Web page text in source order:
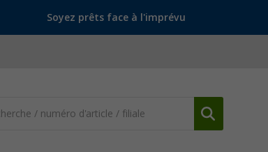
Soyez prêts face à l'imprévu